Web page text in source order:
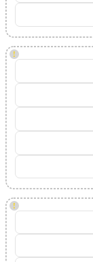
!
!